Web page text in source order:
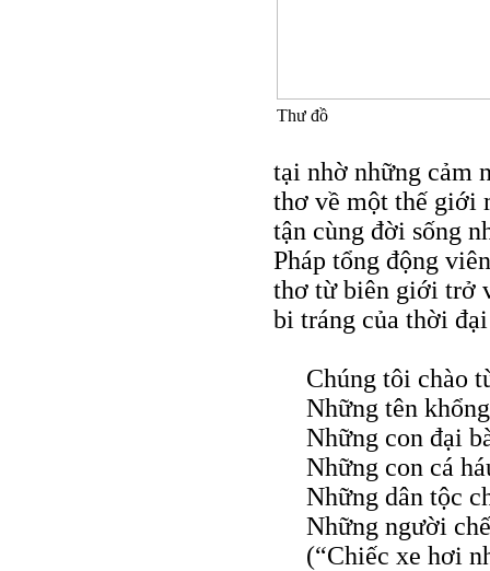
Thư đồ
tại nhờ những cảm
thơ về một thế giới
tận cùng đời sống
Pháp tổng động
thơ từ biên giới trở
bi tráng của thời
Chúng tôi chào
Những tên
Những con đại
Những con cá
Những dân tộc
Những người
(“Chiếc xe hơi